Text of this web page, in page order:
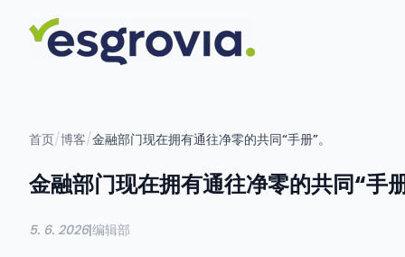
首页/博客/金融部门现在拥有通往净零的共同“手册”。
金融部门现在拥有通往净零的共同“手
5. 6. 2026|编辑部